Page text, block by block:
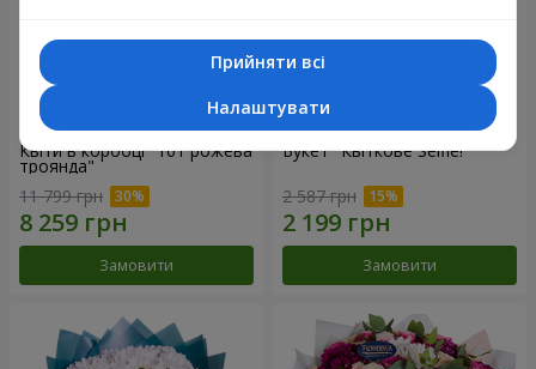
Квіти в коробці "101 рожева
троянда"
11 799 грн
Замовити
Букет "Квіткове Selfie!"
2 587 грн
Замовити
Прийняти всі
Налаштувати